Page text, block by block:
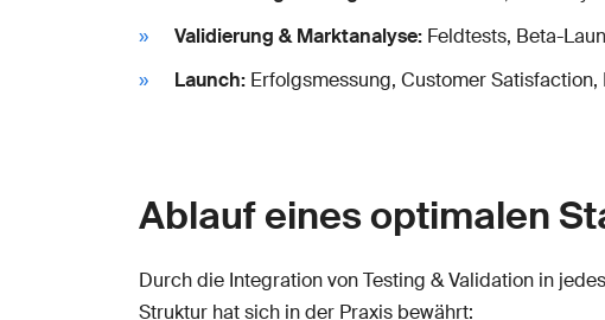
Validierung & Marktanalyse: Feldtests, Beta-
Launch: Erfolgsmessung, Customer
Ablauf eines optimalen
Durch die Integration von Testing & Validation in
Struktur hat sich in der Praxis bewährt: